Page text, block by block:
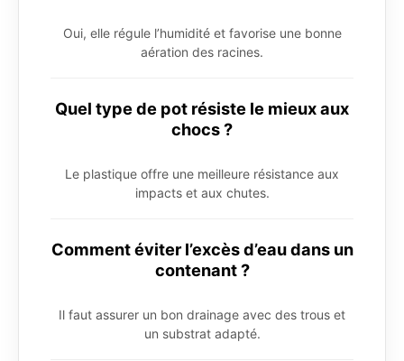
Oui, elle régule l’humidité et favorise une bonne
aération des racines.
Quel type de pot résiste le mieux aux
chocs ?
Le plastique offre une meilleure résistance aux
impacts et aux chutes.
Comment éviter l’excès d’eau dans un
contenant ?
Il faut assurer un bon drainage avec des trous et
un substrat adapté.